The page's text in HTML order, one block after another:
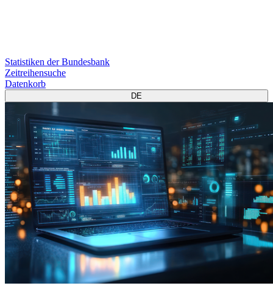
Statistiken der Bundesbank
Zeitreihensuche
Datenkorb
DE